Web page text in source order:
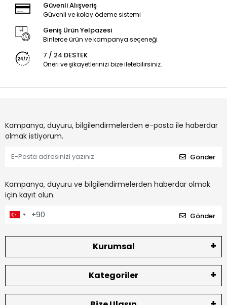
Güvenli Alışveriş
Güvenli ve kolay ödeme sistemi
Geniş Ürün Yelpazesi
Binlerce ürün ve kampanya seçeneği
7 / 24 DESTEK
Öneri ve şikayetlerinizi bize iletebilirsiniz.
Kampanya, duyuru, bilgilendirmelerden e-posta ile haberdar
olmak istiyorum.
Gönder
Kampanya, duyuru ve bilgilendirmelerden haberdar olmak
için kayıt olun.
Gönder
Kurumsal
Kategoriler